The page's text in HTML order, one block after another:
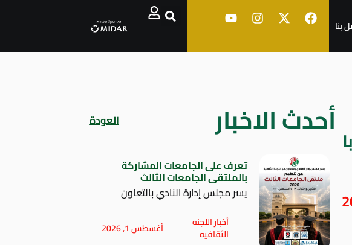
بنا
أحدث الاخبار العودة
تعرف على الجامعات المشاركة
بالملتقى الجامعات الثالث
يسر مجلس إدارة النادي بالتعاون
أخبار اللجنه
الثقافيه أغسطس 1, 2026